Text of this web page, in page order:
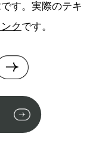
す。実際のテキ
ンク です。